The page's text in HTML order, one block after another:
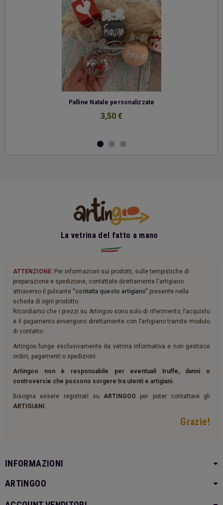
Palline Natale personalizzate
3,50 €
La vetrina del fatto a mano
ATTENZIONE: Per informazioni sui prodotti, sulle tempistiche di
preparazione e spedizione, contattate direttamente l'artigiano
attraverso il pulsante "contatta questo artigiano" presente nella
scheda di ogni prodotto.
Ricordiamo che i prezzi su Artingoo sono solo di riferimento, l’acquisto
e il pagamento avvengono direttamente con l’artigiano tramite modulo
di contatto.
Artingoo funge esclusivamente da vetrina informativa e non gestisce
ordini, pagamenti o spedizioni.
Artingoo non è responsabile per eventuali truffe, danni o
controversie che possono sorgere tra utenti e artigiani.
Bisogna essere registrati su ARTINGOO per poter contattare gli
ARTIGIANI.
Grazie!
INFORMAZIONI
ARTINGOO